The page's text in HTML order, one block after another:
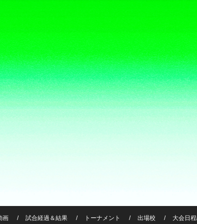
画 試合経過＆結果 トーナメント 出場校 大会日